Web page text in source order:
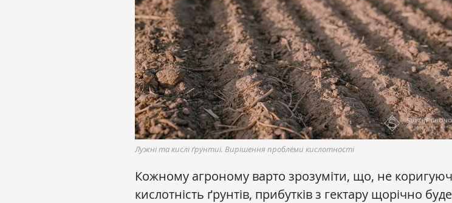
Лужні та кислі ґрунтиі. Вирішення проблеми кислотності
Кожному агроному варто зрозуміти, що, не
кислотність ґрунтів, прибутків з гектару щорічно буде